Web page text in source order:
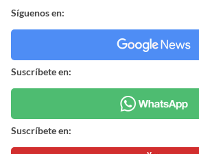
Síguenos en:
Suscríbete en:
Suscríbete en: